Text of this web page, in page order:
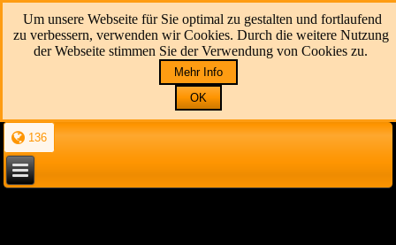
Um unsere Webseite für Sie optimal zu gestalten und fortlaufend
zu verbessern, verwenden wir Cookies. Durch die weitere Nutzung
der Webseite stimmen Sie der Verwendung von Cookies zu.
Mehr Info
OK
136